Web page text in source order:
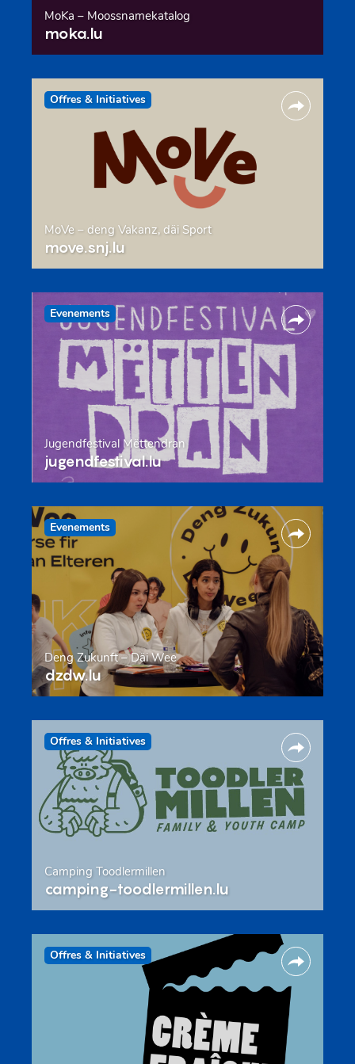
MoKa – Moossnamekatalog
moka.lu
Offres & Initiatives
MoVe – deng Vakanz, däi Sport
move.snj.lu
Evenements
Jugendfestival Mëttendran
jugendfestival.lu
Evenements
Deng Zukunft – Däi Wee
dzdw.lu
Offres & Initiatives
Camping Toodlermillen
camping-toodlermillen.lu
Offres & Initiatives